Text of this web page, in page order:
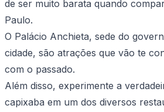
de ser muito barata quando
Paulo.
O Palácio Anchieta, sede do
cidade, são atrações que vão te
com o passado.
Além disso, experimente a
capixaba em um dos diversos